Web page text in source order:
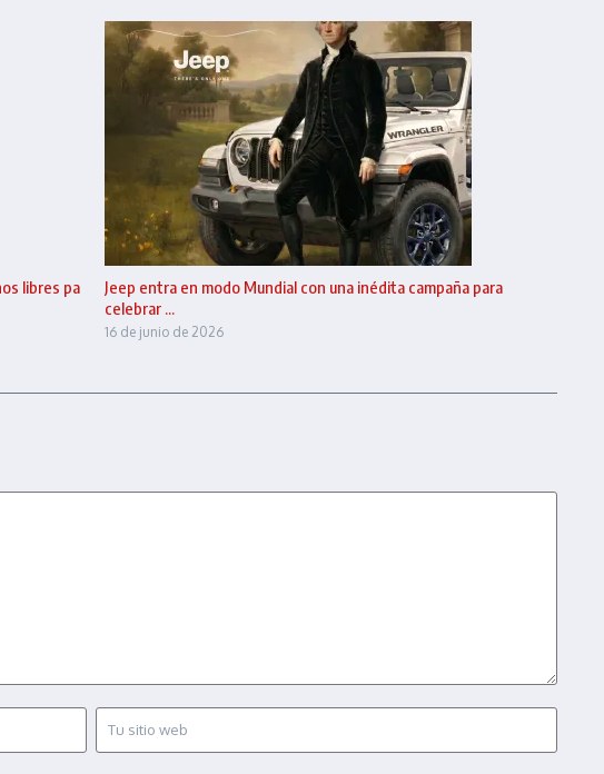
libres pa
Jeep entra en modo Mundial con una inédita campaña para
celebrar ...
16 de junio de 2026